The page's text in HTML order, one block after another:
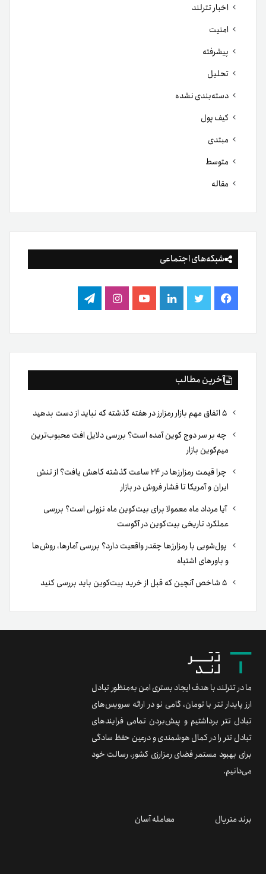
اخبار تترلند
امنیت
پیشرفته
تحلیل
دسته‌بندی نشده
کیف پول
مبتدی
متوسط
مقاله
شبکه‌های اجتماعی
فیس
بوک
توییتر لینکدینیوتیوباینستاگرام
تلگرام
آخرین مطالب
چه بر سر دوج کوین آمده است؟ بررسی دلایل افت محبوب‌ترین
میم‌کوین بازار
چرا قیمت رمزارزها در ۲۴ ساعت گذشته کاهش یافت؟ از تنش
ایران و آمریکا تا فشار فروش در بازار
آیا مرداد ماه معمولا برای بیت‌کوین ماه نزولی است؟ بررسی
عملکرد تاریخی بیت‌کوین در آگوست
پول‌شویی با رمزارزها چقدر واقعیت دارد؟ بررسی آمارها، روش‌ها
و باورهای اشتباه
ما در تترلند با هدف ایجاد بستری امن به‌منظور تبادل
ارز پایدار تتر با تومان، گامی نو در ارائه سرویس‌های
تبادل تتر برداشتیم و پیش‌بردن تمامی فرایندهای
تبادل تتر را در کمال هوشمندی و درعین حفظ سادگی
برای بهبود مستمر فضای رمزارزی کشور، رسالت خود
می‌دانیم.
برند متریال معامله آسان